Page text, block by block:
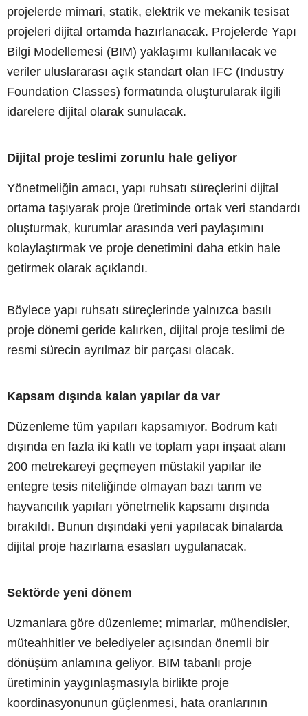
projelerde mimari, statik, elektrik ve mekanik tesisat
projeleri dijital ortamda hazırlanacak. Projelerde Yapı
Bilgi Modellemesi (BIM) yaklaşımı kullanılacak ve
veriler uluslararası açık standart olan IFC (Industry
Foundation Classes) formatında oluşturularak ilgili
idarelere dijital olarak sunulacak.
Dijital proje teslimi zorunlu hale geliyor
Yönetmeliğin amacı, yapı ruhsatı süreçlerini dijital
ortama taşıyarak proje üretiminde ortak veri standardı
oluşturmak, kurumlar arasında veri paylaşımını
kolaylaştırmak ve proje denetimini daha etkin hale
getirmek olarak açıklandı.
Böylece yapı ruhsatı süreçlerinde yalnızca basılı
proje dönemi geride kalırken, dijital proje teslimi de
resmi sürecin ayrılmaz bir parçası olacak.
Kapsam dışında kalan yapılar da var
Düzenleme tüm yapıları kapsamıyor. Bodrum katı
dışında en fazla iki katlı ve toplam yapı inşaat alanı
200 metrekareyi geçmeyen müstakil yapılar ile
entegre tesis niteliğinde olmayan bazı tarım ve
hayvancılık yapıları yönetmelik kapsamı dışında
bırakıldı. Bunun dışındaki yeni yapılacak binalarda
dijital proje hazırlama esasları uygulanacak.
Sektörde yeni dönem
Uzmanlara göre düzenleme; mimarlar, mühendisler,
müteahhitler ve belediyeler açısından önemli bir
dönüşüm anlamına geliyor. BIM tabanlı proje
üretiminin yaygınlaşmasıyla birlikte proje
koordinasyonunun güçlenmesi, hata oranlarının